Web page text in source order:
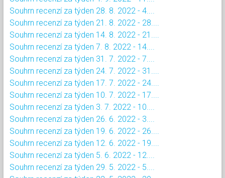
Souhrn recenzí za týden 28. 8. 2022 - 4....
Souhrn recenzí za týden 21. 8. 2022 - 28....
Souhrn recenzí za týden 14. 8. 2022 - 21....
Souhrn recenzí za týden 7. 8. 2022 - 14....
Souhrn recenzí za týden 31. 7. 2022 - 7....
Souhrn recenzí za týden 24. 7. 2022 - 31....
Souhrn recenzí za týden 17. 7. 2022 - 24....
Souhrn recenzí za týden 10. 7. 2022 - 17....
Souhrn recenzí za týden 3. 7. 2022 - 10....
Souhrn recenzí za týden 26. 6. 2022 - 3....
Souhrn recenzí za týden 19. 6. 2022 - 26....
Souhrn recenzí za týden 12. 6. 2022 - 19....
Souhrn recenzí za týden 5. 6. 2022 - 12....
Souhrn recenzí za týden 29. 5. 2022 - 5....